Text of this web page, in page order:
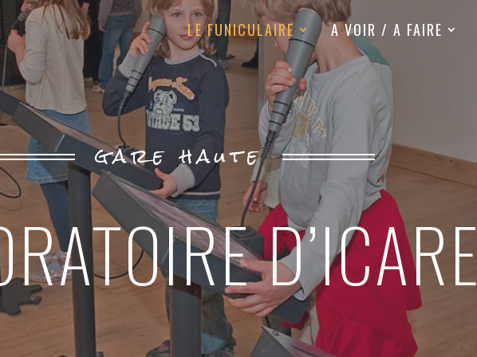
LE FUNICULAIRE A VOIR / A FAIRE
gare haute
D’ICARE